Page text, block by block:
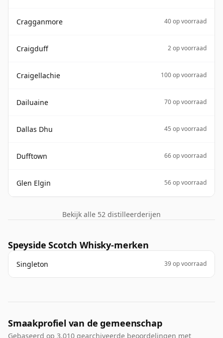
Cragganmore 40 op voorraad
Craigduff 2 op voorraad
Craigellachie 100 op voorraad
Dailuaine 70 op voorraad
Dallas Dhu 45 op voorraad
Dufftown 66 op voorraad
Glen Elgin 56 op voorraad
Bekijk alle 52 distilleerderijen
Speyside Scotch Whisky-merken
Singleton 39 op voorraad
Smaakprofiel van de gemeenschap
Gebaseerd op 3.010 gearchiveerde beoordelingen met